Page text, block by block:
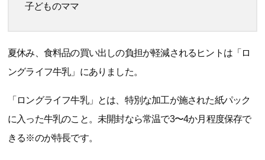
子どものママ
夏休み、食料品の買い出しの負担が軽減されるヒントは「ロ
ングライフ牛乳」にありました。
「ロングライフ牛乳」とは、特別な加工が施された紙パック
に入った牛乳のこと。未開封なら常温で3〜4か月程度保存で
きる※のが特長です。